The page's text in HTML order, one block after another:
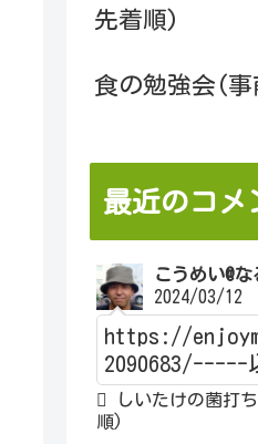
先着順)
食の勉強会(
最近のコメ
こうめい@
2024/03/12
https://
2090683/-----
しいたけの菌打
順)